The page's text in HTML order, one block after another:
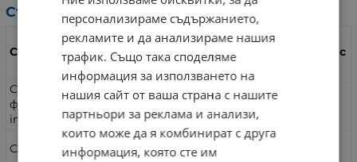
Състав:
Съдържание
капс
Сух стандартизиран екстракт (минимум 2%
флавониди) Пасифлора инкарната (Passiflora
incarnata)
Слънчогледово масло
персонализираме съдържанието,
рекламите и да анализираме нашия
трафик. Също така споделяме
информация за използването на
нашия сайт от ваша страна с нашите
партньори за реклама и анализи,
които може да я комбинират с друга
информация, която сте им